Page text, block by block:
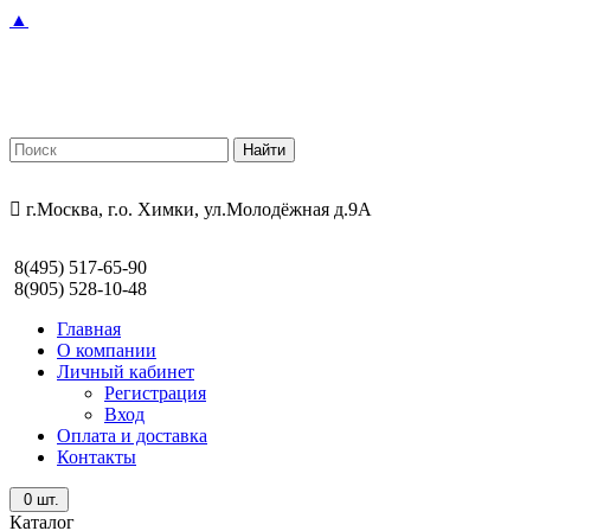
▲
г.Москва, г.о. Химки, ул.Молодёжная д.9А
8(495) 517-65-90
8(905) 528-10-48
Главная
О компании
Личный кабинет
Регистрация
Вход
Оплата и доставка
Контакты
0 шт.
Каталог